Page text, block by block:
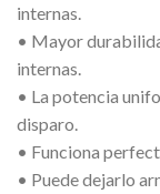
internas.
• Mayor
internas.
• La potencia
disparo.
• Funciona
• Puede dejarlo